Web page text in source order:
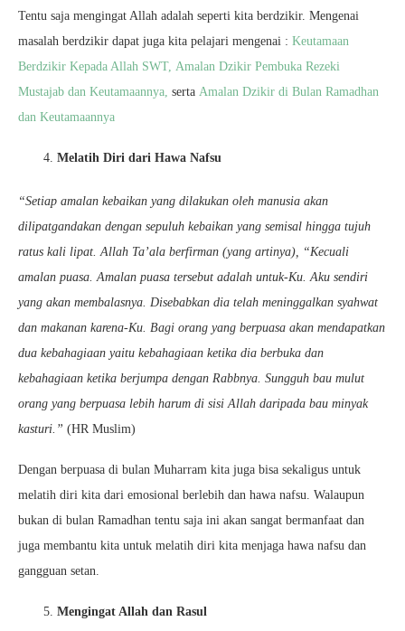
Tentu saja mengingat Allah adalah seperti kita berdzikir. Mengenai
masalah berdzikir dapat juga kita pelajari mengenai : Keutamaan
Berdzikir Kepada Allah SWT, Amalan Dzikir Pembuka Rezeki
Mustajab dan Keutamaannya, serta Amalan Dzikir di Bulan Ramadhan
dan Keutamaannya
Melatih Diri dari Hawa Nafsu
“Setiap amalan kebaikan yang dilakukan oleh manusia akan
dilipatgandakan dengan sepuluh kebaikan yang semisal hingga tujuh
ratus kali lipat. Allah Ta’ala berfirman (yang artinya), “Kecuali
amalan puasa. Amalan puasa tersebut adalah untuk-Ku. Aku sendiri
yang akan membalasnya. Disebabkan dia telah meninggalkan syahwat
dan makanan karena-Ku. Bagi orang yang berpuasa akan mendapatkan
dua kebahagiaan yaitu kebahagiaan ketika dia berbuka dan
kebahagiaan ketika berjumpa dengan Rabbnya. Sungguh bau mulut
orang yang berpuasa lebih harum di sisi Allah daripada bau minyak
kasturi.” (HR Muslim)
Dengan berpuasa di bulan Muharram kita juga bisa sekaligus untuk
melatih diri kita dari emosional berlebih dan hawa nafsu. Walaupun
bukan di bulan Ramadhan tentu saja ini akan sangat bermanfaat dan
juga membantu kita untuk melatih diri kita menjaga hawa nafsu dan
gangguan setan.
Mengingat Allah dan Rasul